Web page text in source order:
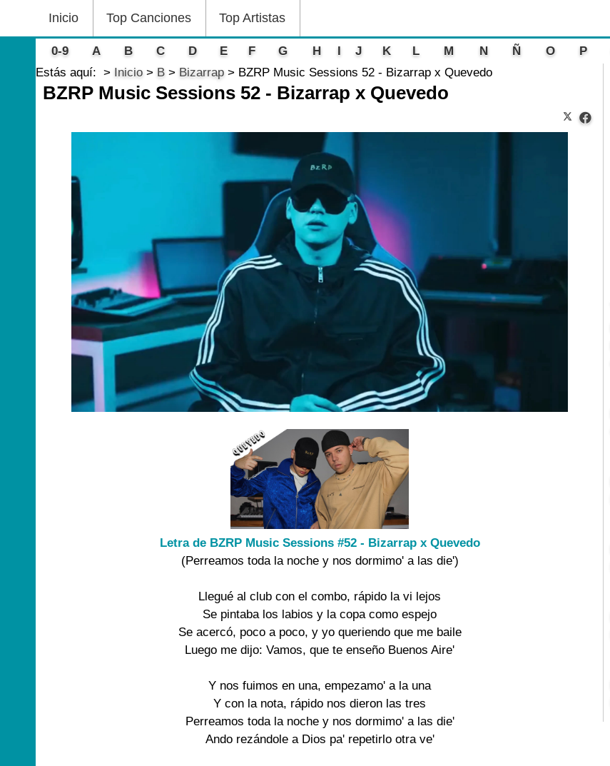
Inicio Top Canciones Top Artistas
0-9 A B C D E F G H I J K L M N Ñ O P
Estás aquí:
Inicio B Bizarrap BZRP Music Sessions 52 - Bizarrap x Quevedo
BZRP Music Sessions 52 - Bizarrap x Quevedo
Letra de BZRP Music Sessions #52 - Bizarrap x Quevedo
(Perreamos toda la noche y nos dormimo' a las die')
Llegué al club con el combo, rápido la vi lejos
Se pintaba los labios y la copa como espejo
Se acercó, poco a poco, y yo queriendo que me baile
Luego me dijo: Vamos, que te enseño Buenos Aire'
Y nos fuimos en una, empezamo' a la una
Y con la nota, rápido nos dieron las tres
Perreamos toda la noche y nos dormimo' a las die'
Ando rezándole a Dios pa' repetirlo otra ve'